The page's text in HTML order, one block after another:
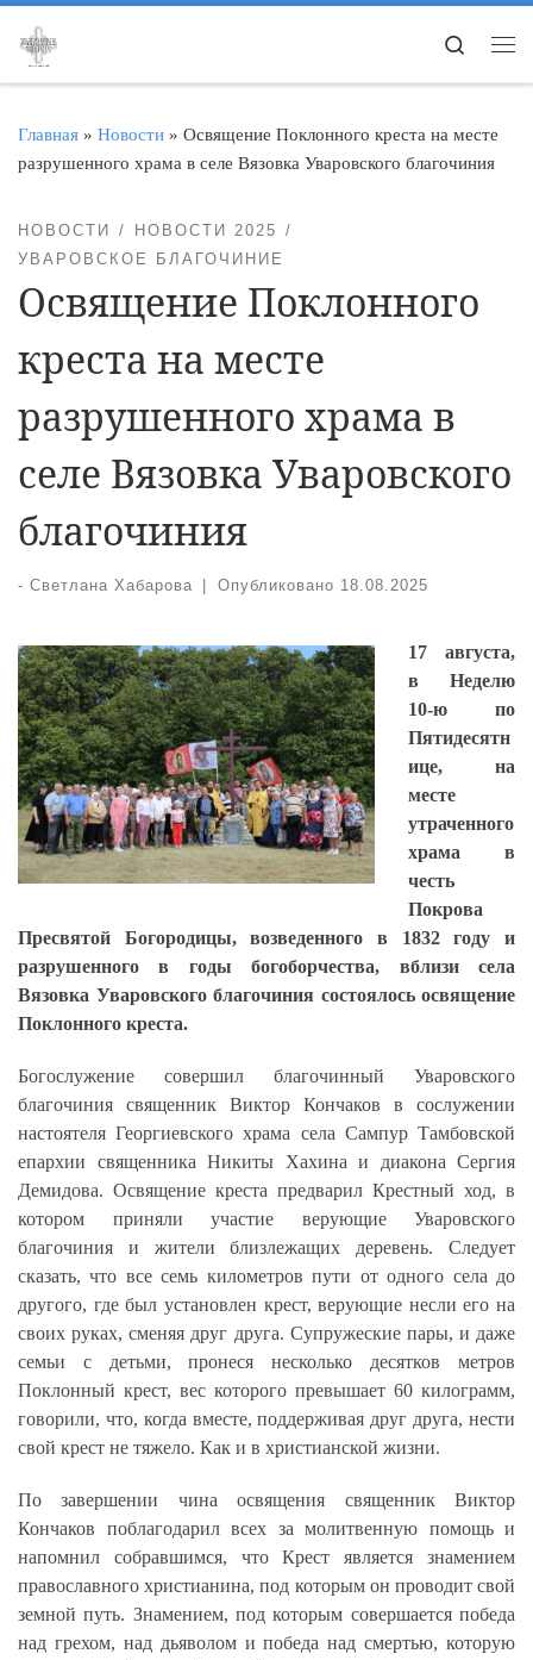
Перейти к содержимому
Search
Главная » Новости » Освящение Поклонного креста на месте
разрушенного храма в селе Вязовка Уваровского благочиния
НОВОСТИ
НОВОСТИ 2025
УВАРОВСКОЕ БЛАГОЧИНИЕ
Освящение Поклонного
креста на месте
разрушенного храма в
селе Вязовка Уваровского
благочиния
- Светлана Хабарова Опубликовано 18.08.2025
17 августа,
в Неделю
10-ю по
Пятидесятн
ице, на
месте
утраченного
храма в
честь
Покрова
Пресвятой Богородицы, возведенного в 1832 году и
разрушенного в годы богоборчества, вблизи села
Вязовка Уваровского благочиния состоялось освящение
Поклонного креста.
Богослужение совершил благочинный Уваровского
благочиния священник Виктор Кончаков в сослужении
настоятеля Георгиевского храма села Сампур Тамбовской
епархии священника Никиты Хахина и диакона Сергия
Демидова. Освящение креста предварил Крестный ход, в
котором приняли участие верующие Уваровского
благочиния и жители близлежащих деревень. Следует
сказать, что все семь километров пути от одного села до
другого, где был установлен крест, верующие несли его на
своих руках, сменяя друг друга. Супружеские пары, и даже
семьи с детьми, пронеся несколько десятков метров
Поклонный крест, вес которого превышает 60 килограмм,
говорили, что, когда вместе, поддерживая друг друга, нести
свой крест не тяжело. Как и в христианской жизни.
По завершении чина освящения священник Виктор
Кончаков поблагодарил всех за молитвенную помощь и
напомнил собравшимся, что Крест является знамением
православного христианина, под которым он проводит свой
земной путь. Знамением, под которым совершается победа
над грехом, над дьяволом и победа над смертью, которую